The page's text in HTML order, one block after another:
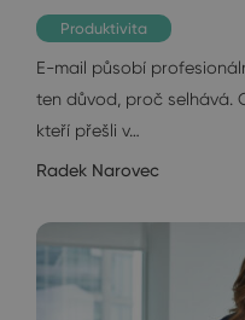
Produktivita
E-mail působí
ten důvod, proč selhává.
kteří přešli v…
Radek Narovec